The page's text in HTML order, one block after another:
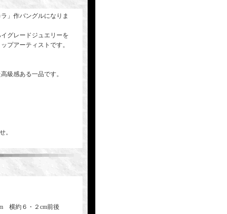
」作バングルになりま
グレードジュエリーを
プアーティストです。
級感ある一品です。
。
横約６・２cm前後